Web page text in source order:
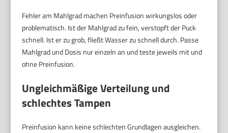
Fehler am Mahlgrad machen Preinfusion wirkungslos oder
problematisch. Ist der Mahlgrad zu fein, verstopft der Puck
schnell. Ist er zu grob, fließt Wasser zu schnell durch. Passe
Mahlgrad und Dosis nur einzeln an und teste jeweils mit und
ohne Preinfusion.
Ungleichmäßige Verteilung und
schlechtes Tampen
Preinfusion kann keine schlechten Grundlagen ausgleichen.